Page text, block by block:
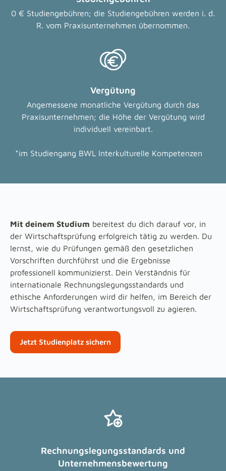
0 € Studiengebühren; die Studiengebühren werden i. d.
R. vom Praxisunternehmen übernommen.
Vergütung
Angemessene monatliche Vergütung durch das
Praxisunternehmen; die Höhe der Vergütung wird
individuell vereinbart.
*im Studiengang BWL Interkulturelle Kompetenzen
Mit deinem Studium bereitest du dich darauf vor, in
der Wirtschaftsprüfung erfolgreich tätig zu werden. Du
lernst, wie du Prüfungen gemäß den gesetzlichen
Vorschriften durchführst und die Ergebnisse
professionell kommunizierst. Dein Verständnis für
internationale Rechnungslegungsstandards und
ethische Anforderungen wird dir helfen, im Bereich der
Wirtschaftsprüfung verantwortungsvoll zu agieren.
Jetzt Studienplatz sichern
Rechnungslegungsstandards und
Unternehmensbewertung